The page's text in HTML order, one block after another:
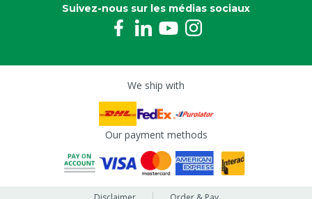
Suivez-nous sur les médias sociaux
We ship with
Our payment methods